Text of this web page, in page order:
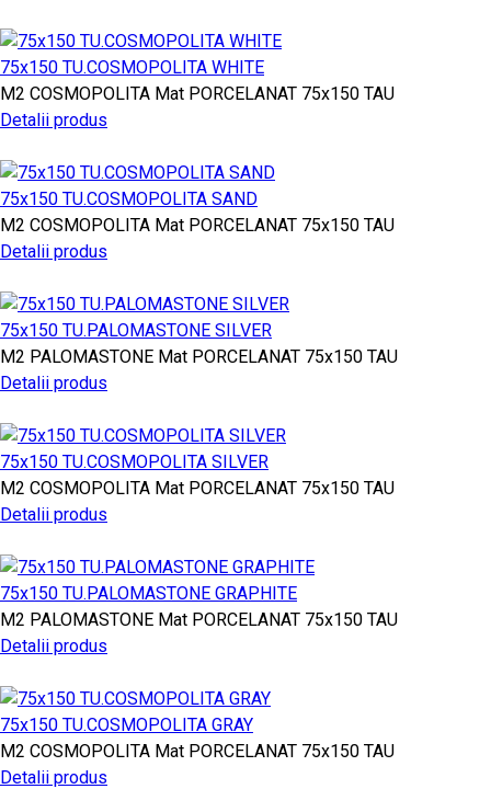
75x150 TU.COSMOPOLITA WHITE
M2 COSMOPOLITA Mat PORCELANAT 75x150 TAU
Detalii produs
75x150 TU.COSMOPOLITA SAND
M2 COSMOPOLITA Mat PORCELANAT 75x150 TAU
Detalii produs
75x150 TU.PALOMASTONE SILVER
M2 PALOMASTONE Mat PORCELANAT 75x150 TAU
Detalii produs
75x150 TU.COSMOPOLITA SILVER
M2 COSMOPOLITA Mat PORCELANAT 75x150 TAU
Detalii produs
75x150 TU.PALOMASTONE GRAPHITE
M2 PALOMASTONE Mat PORCELANAT 75x150 TAU
Detalii produs
75x150 TU.COSMOPOLITA GRAY
M2 COSMOPOLITA Mat PORCELANAT 75x150 TAU
Detalii produs